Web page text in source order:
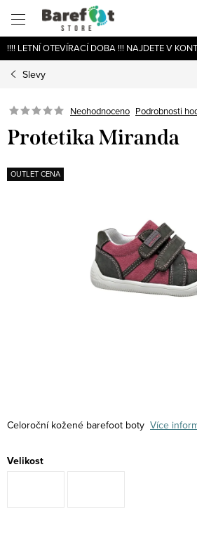
obsah
!!!! LETNÍ OTEVÍRACÍ DOBA !!! NAJDETE V
Slevy
Neohodnoceno Podrobnosti
Protetika Miranda
OUTLET CENA
Celoroční kožené barefoot boty Více
Velikost